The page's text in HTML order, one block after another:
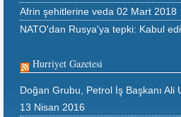
Afrin şehitlerine veda 02 Mart 2018
NATO'dan Rusya'ya tepki: Kabul
Hurriyet Gazetesi
Doğan Grubu, Petrol İş Başkanı Ali
13 Nisan 2016